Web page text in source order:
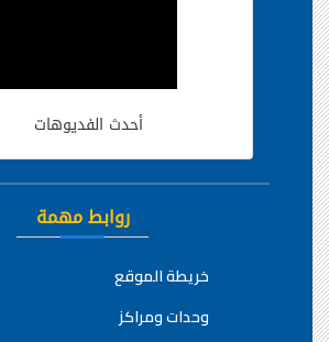
أحدث الفديوهات
روابط مهمة
خريطة الموقع
وحدات ومراكز